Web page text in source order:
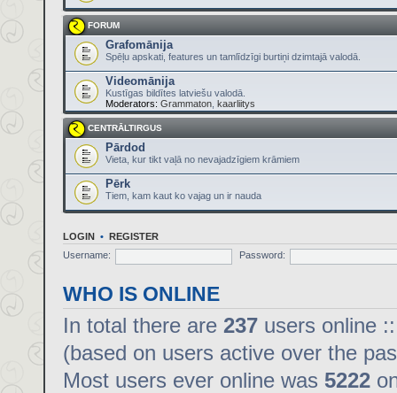
FORUM
Grafomānija
Spēļu apskati, features un tamlīdzīgi burtiņi dzimtajā valodā.
Videomānija
Kustīgas bildītes latviešu valodā.
Moderators: Grammaton kaarliitys
CENTRĀLTIRGUS
Pārdod
Vieta, kur tikt vaļā no nevajadzīgiem krāmiem
Pērk
Tiem, kam kaut ko vajag un ir nauda
LOGIN • REGISTER
Username:
Password:
WHO IS ONLINE
In total there are 237 users online
(based on users active over the
Most users ever online was 5222